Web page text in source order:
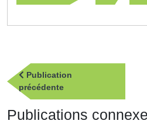
Navigation
de
l’article
Publication
précédentePublication
précédente
Publications